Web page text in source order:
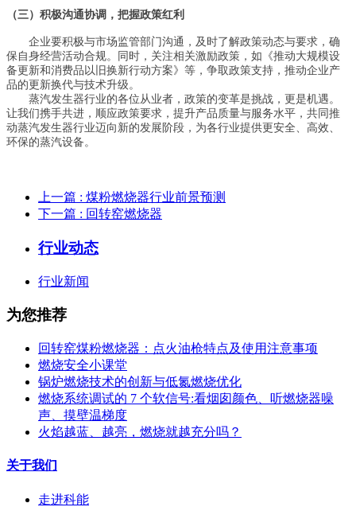
（三）积极沟通协调，把握政策红利
企业要积极与市场监管部门沟通，及时了解政策动态与要求，确
保自身经营活动合规。同时，关注相关激励政策，如《推动大规模设
备更新和消费品以旧换新行动方案》等，争取政策支持，推动企业产
品的更新换代与技术升级。
蒸汽发生器行业的各位从业者，政策的变革是挑战，更是机遇。
让我们携手共进，顺应政策要求，提升产品质量与服务水平，共同推
动蒸汽发生器行业迈向新的发展阶段，为各行业提供更安全、高效、
环保的蒸汽设备。
上一篇 : 煤粉燃烧器行业前景预测
下一篇 : 回转窑燃烧器
行业动态
行业新闻
为您推荐
回转窑煤粉燃烧器：点火油枪特点及使用注意事项
燃烧安全小课堂
锅炉燃烧技术的创新与低氮燃烧优化
燃烧系统调试的 7 个软信号:看烟囱颜色、听燃烧器噪
声、摸壁温梯度
火焰越蓝、越亮，燃烧就越充分吗？
关于我们
走进科能